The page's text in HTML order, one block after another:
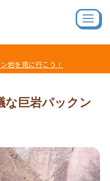
岩を見に行こう！
な巨岩パックン